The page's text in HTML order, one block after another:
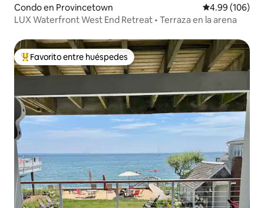
Condo en Provincetown Calificación
4.99 (106)
LUX Waterfront West End Retreat • Terraza en la arena
Favorito entre huéspedes preferido
Favorito entre huéspedes